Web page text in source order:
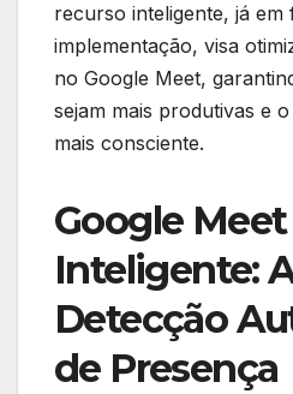
recurso inteligente, já em
implementação, visa
no Google Meet,
sejam mais produtivas e
mais consciente.
Google
Inteligente:
Detecção
de Presença